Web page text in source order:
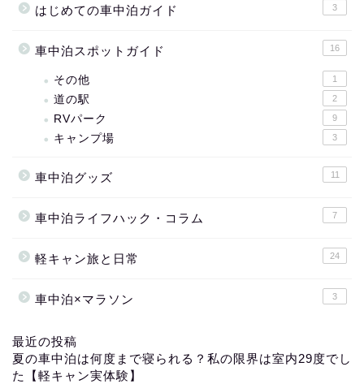
はじめての車中泊ガイド 3
車中泊スポットガイド 16
その他 1
道の駅 2
RVパーク 9
キャンプ場 3
車中泊グッズ 11
車中泊ライフハック・コラム 7
軽キャン旅と日常 24
車中泊×マラソン 3
最近の投稿
夏の車中泊は何度まで寝られる？私の限界は室内29度でし
た【軽キャン実体験】